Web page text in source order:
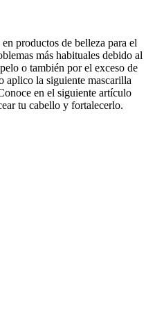
productos de belleza para el
más habituales debido al
o también por el exceso de
aplico la siguiente mascarilla
en el siguiente artículo
tu cabello y fortalecerlo.